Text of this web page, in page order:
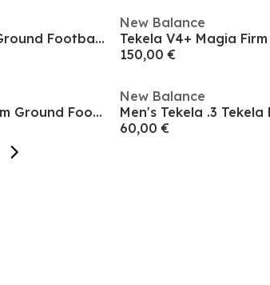
Tekela 4+ Magique Firm Ground Football Boots
New Balance
150,00 €
Men's Tekela .3 Tekela Firm Ground Football Boots
New Balance
60,00 €